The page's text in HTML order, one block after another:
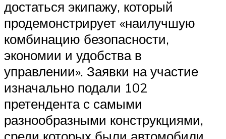
достаться экипажу, который
продемонстрирует «наилучшую
комбинацию безопасности,
экономии и удобства в
управлении». Заявки на участие
изначально подали 102
претендента с самыми
разнообразными конструкциями,
среди которых были автомобили,